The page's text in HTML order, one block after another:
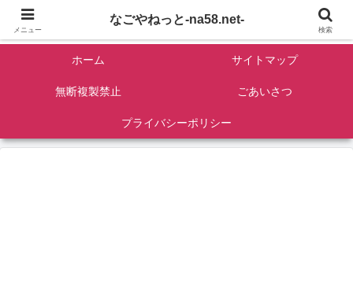
名古屋を中心に全国観光名所紹介/バンコンDIY/ゴロマル・よっちゃん夫婦のド
ホーム サイトマップ
無断複製禁止 ごあいさつ
プライバシーポリシー
メニュー
なごやねっと-na58.net-
検索